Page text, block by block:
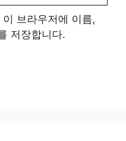
브라우저에 이름,
저장합니다.